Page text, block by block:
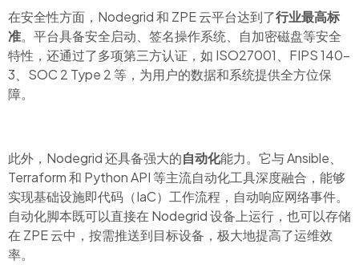
在安全性方面，Nodegrid 和 ZPE 云平台达到了行业最高标
准。平台具备安全启动、签名操作系统、自加密磁盘等安全
特性，还通过了多项第三方认证，如 ISO27001 、FIPS 140-
3、SOC 2 Type 2 等 ，为用户的数据和系统提供全方位保
障。
此外，Nodegrid 还具备强大的自动化能力。它与 Ansible、
Terraform 和 Python API 等主流自动化工具深度融合，能够
实现基础设施即代码（IaC）工作流程，自动响应网络事件。
自动化脚本既可以直接在 Nodegrid 设备上运行，也可以存储
在 ZPE 云中，按需推送到目标设备，极大地提高了运维效
率。